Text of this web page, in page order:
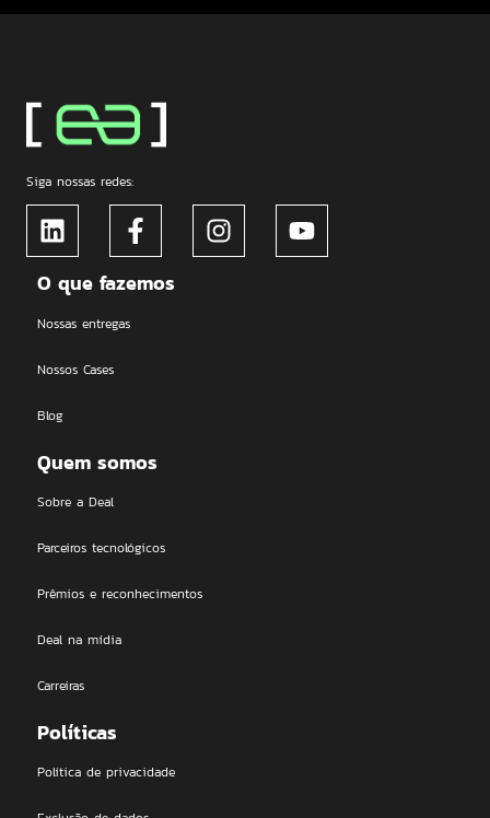
Siga nossas redes:
O que fazemos
Nossas entregas
Nossos Cases
Blog
Quem somos
Sobre a Deal
Parceiros tecnológicos
Prêmios e reconhecimentos
Deal na mídia
Carreiras
Políticas
Política de privacidade